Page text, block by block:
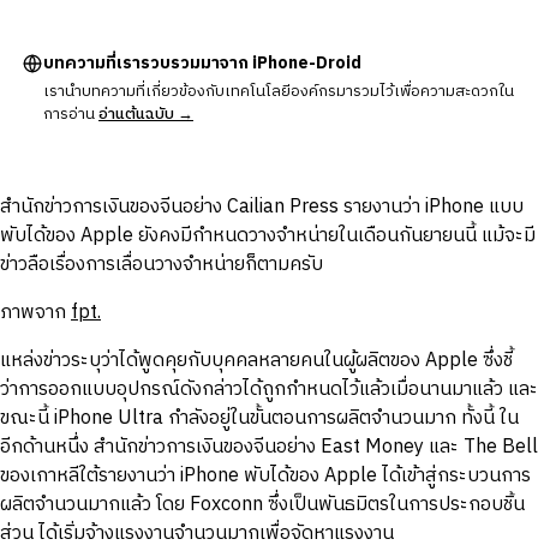
บทความที่เรารวบรวมมาจาก iPhone-Droid
เรานำบทความที่เกี่ยวข้องกับเทคโนโลยีองค์กรมารวมไว้เพื่อความสะดวกใน
การอ่านอ่านต้นฉบับ →
สำนักข่าวการเงินของจีนอย่าง Cailian Press รายงานว่า iPhone แบบ
พับได้ของ Apple ยังคงมีกำหนดวางจำหน่ายในเดือนกันยายนนี้ แม้จะมี
ข่าวลือเรื่องการเลื่อนวางจำหน่ายก็ตามครับ
ภาพจากfpt.
แหล่งข่าวระบุว่าได้พูดคุยกับบุคคลหลายคนในผู้ผลิตของ Apple ซึ่งชี้
ว่าการออกแบบอุปกรณ์ดังกล่าวได้ถูกกำหนดไว้แล้วเมื่อนานมาแล้ว และ
ขณะนี้ iPhone Ultra กำลังอยู่ในขั้นตอนการผลิตจำนวนมาก ทั้งนี้ ใน
อีกด้านหนึ่ง สำนักข่าวการเงินของจีนอย่าง East Money และ The Bell
ของเกาหลีใต้รายงานว่า iPhone พับได้ของ Apple ได้เข้าสู่กระบวนการ
ผลิตจำนวนมากแล้ว โดย Foxconn ซึ่งเป็นพันธมิตรในการประกอบชิ้น
ส่วน ได้เริ่มจ้างแรงงานจำนวนมากเพื่อจัดหาแรงงาน